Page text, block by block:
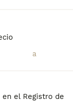
el Registro de